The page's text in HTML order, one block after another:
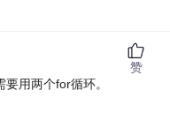
要用两个for循环。
赞